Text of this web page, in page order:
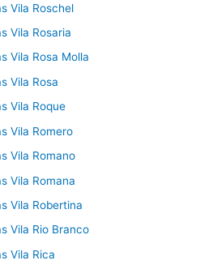
Vila Roschel
Vila Rosaria
Vila Rosa Molla
Vila Rosa
Vila Roque
Vila Romero
Vila Romano
Vila Romana
Vila Robertina
Vila Rio Branco
Vila Rica